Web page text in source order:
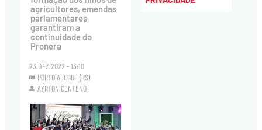
agricultores, emendas
parlamentares
garantiram a
continuidade do
Pronera
23.DEZ.2022 - 13:10
PORTO ALEGRE (RS)
AYRTON CENTENO